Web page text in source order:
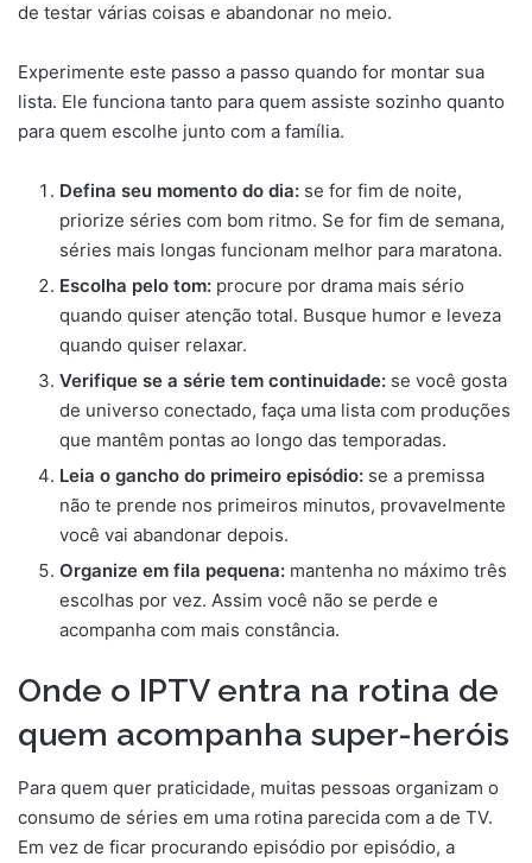
de testar várias coisas e abandonar no meio.
Experimente este passo a passo quando for montar sua
lista. Ele funciona tanto para quem assiste sozinho quanto
para quem escolhe junto com a família.
Defina seu momento do dia: se for fim de noite,
priorize séries com bom ritmo. Se for fim de semana,
séries mais longas funcionam melhor para maratona.
Escolha pelo tom: procure por drama mais sério
quando quiser atenção total. Busque humor e leveza
quando quiser relaxar.
Verifique se a série tem continuidade: se você gosta
de universo conectado, faça uma lista com produções
que mantêm pontas ao longo das temporadas.
Leia o gancho do primeiro episódio: se a premissa
não te prende nos primeiros minutos, provavelmente
você vai abandonar depois.
Organize em fila pequena: mantenha no máximo três
escolhas por vez. Assim você não se perde e
acompanha com mais constância.
Onde o IPTV entra na rotina de
quem acompanha super-heróis
Para quem quer praticidade, muitas pessoas organizam o
consumo de séries em uma rotina parecida com a de TV.
Em vez de ficar procurando episódio por episódio, a